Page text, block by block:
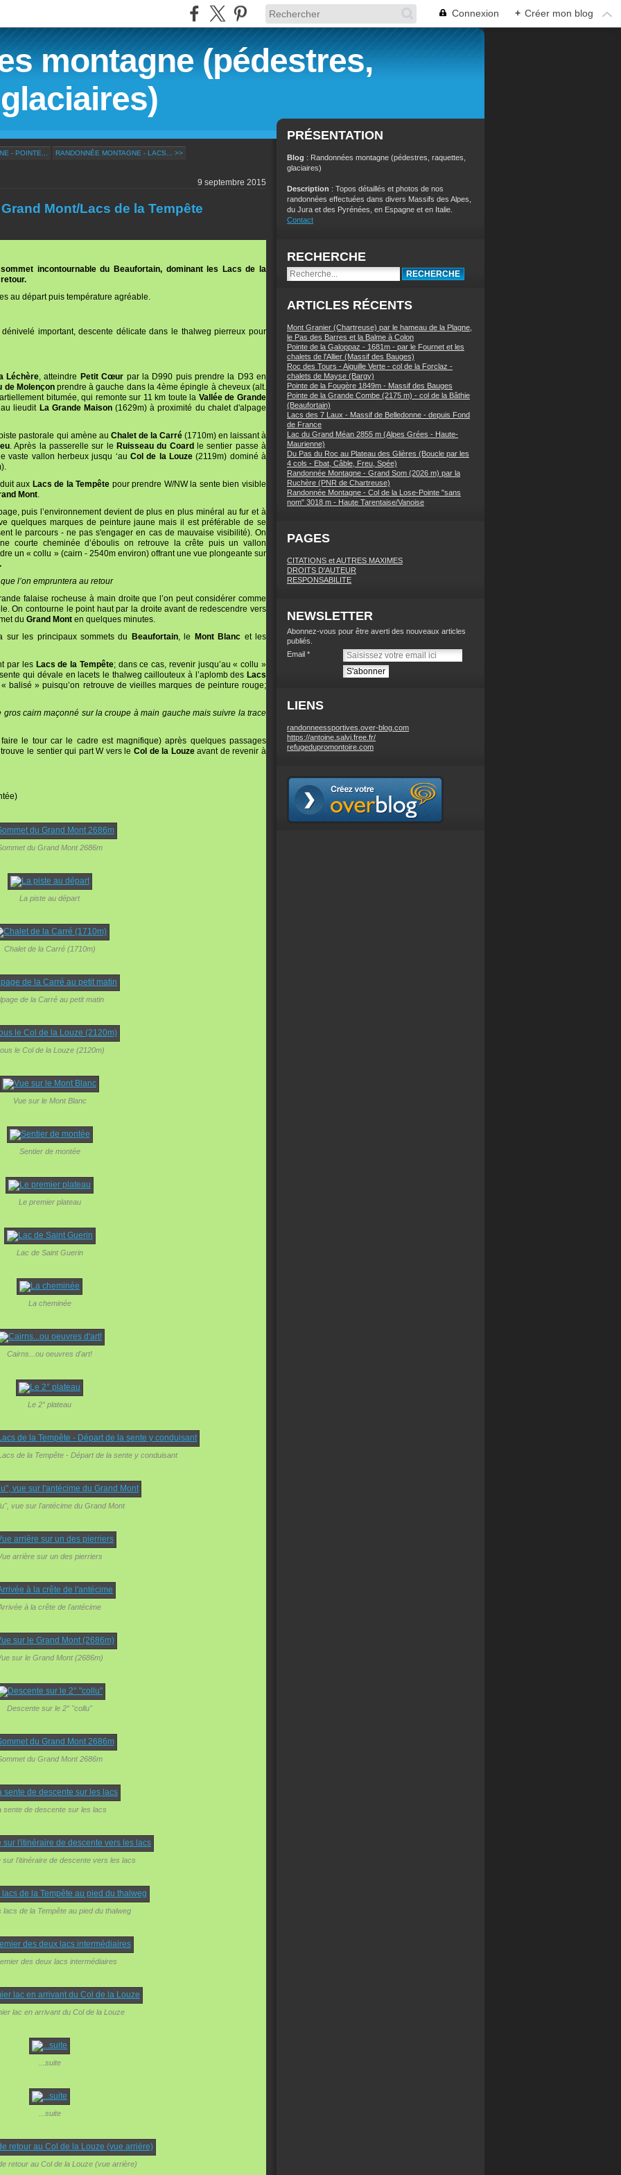
Connexion + Créer mon blog
montagne (pédestres,
- POINTE... RANDONNÉE MONTAGNE - LACS... >>
9 septembre 2015
Mont/Lacs de la Tempête
incontournable du Beaufortain, dominant les Lacs de la
au départ puis température agréable.
important, descente délicate dans le thalweg pierreux pour
Léchère, atteindre Petit Cœur par la D990 puis prendre la D93 en
de Molençonprendre à gauche dans la 4ème épingle à cheveux (alt.
bitumée, qui remonte sur 11 km toute la Vallée de Grande
lieudit La Grande Maison(1629m) à proximité du chalet d'alpage
pastorale qui amène au Chalet de la Carré(1710m) en laissant à
. Après la passerelle sur le Ruisseau du Coard
le sentier passe à
vaste vallon herbeux jusqu ‘au Col de la Louze (2119m) dominé à
aux Lacs de la Tempête pour prendre W/NW la sente bien visible
Mont.
puis l’environnement devient de plus en plus minéral au fur et à
quelques marques de peinture jaune mais il est préférable de se
le parcours - ne pas s'engager en cas de mauvaise visibilité). On
courte cheminée d’éboulis on retrouve la crête puis un vallon
un « collu » (cairn - 2540m environ) offrant une vue plongeante sur
l’on empruntera au retour
falaise rocheuse à main droite que l’on peut considérer comme
On contourne le point haut par la droite avant de redescendre vers
du Grand Mont en quelques minutes.
sur les principaux sommets du
Beaufortain, le Mont Blanc et les
par les Lacs de la Tempête; dans ce cas, revenir jusqu’au « collu »
qui dévale en lacets le thalweg caillouteux à l’aplomb des Lacs
balisé » puisqu’on retrouve de vieilles marques de peinture rouge;
cairn maçonné sur la croupe à main gauche mais suivre la trace
le tour car le cadre est magnifique) après quelques passages
le sentier qui part W vers le Col de la Louzeavant de revenir à
du Grand Mont 2686m
La piste au départ
Chalet de la Carré (1710m)
de la Carré au petit matin
le Col de la Louze (2120m)
Vue sur le Mont Blanc
Sentier de montée
Le premier plateau
Lac de Saint Guerin
La cheminée
Cairns...ou oeuvres d'art!
Le 2° plateau
de la Tempête - Départ de la sente y conduisant
vue sur l'antécime du Grand Mont
arrière sur un des pierriers
à la crête de l'antécime
sur le Grand Mont (2686m)
Descente sur le 2° "collu"
du Grand Mont 2686m
sente de descente sur les lacs
sur l'itinéraire de descente vers les lacs
lacs de la Tempête au pied du thalweg
des deux lacs intermédiaires
lac en arrivant du Col de la Louze
...suite
...suite
retour au Col de la Louze (vue arrière)
PRÉSENTATION
Blog : Randonnées montagne (pédestres, raquettes,
glaciaires)
Description : Topos détaillés et photos de nos
randonnées effectuées dans divers Massifs des Alpes,
du Jura et des Pyrénées, en Espagne et en Italie.
Contact
RECHERCHE
ARTICLES RÉCENTS
Mont Granier (Chartreuse) par le hameau de la Plagne,
le Pas des Barres et la Balme à Colon
Pointe de la Galoppaz - 1681m - par le Fournet et les
chalets de l'Allier (Massif des Bauges)
Roc des Tours - Aiguille Verte - col de la Forclaz -
chalets de Mayse (Bargy)
Pointe de la Fougère 1849m - Massif des Bauges
Pointe de la Grande Combe (2175 m) - col de la Bâthie
(Beaufortain)
Lacs des 7 Laux - Massif de Belledonne - depuis Fond
de France
Lac du Grand Méan 2855 m (Alpes Grées - Haute-
Maurienne)
Du Pas du Roc au Plateau des Glières (Boucle par les
4 cols - Ebat, Câble, Freu, Spée)
Randonnée Montagne - Grand Som (2026 m) par la
Ruchère (PNR de Chartreuse)
Randonnée Montagne - Col de la Lose-Pointe "sans
nom" 3018 m - Haute Tarentaise/Vanoise
PAGES
CITATIONS et AUTRES MAXIMES
DROITS D'AUTEUR
RESPONSABILITE
NEWSLETTER
Abonnez-vous pour être averti des nouveaux articles
publiés.
Email
LIENS
randonneessportives.over-blog.com
https://antoine.salvi.free.fr/
refugedupromontoire.com